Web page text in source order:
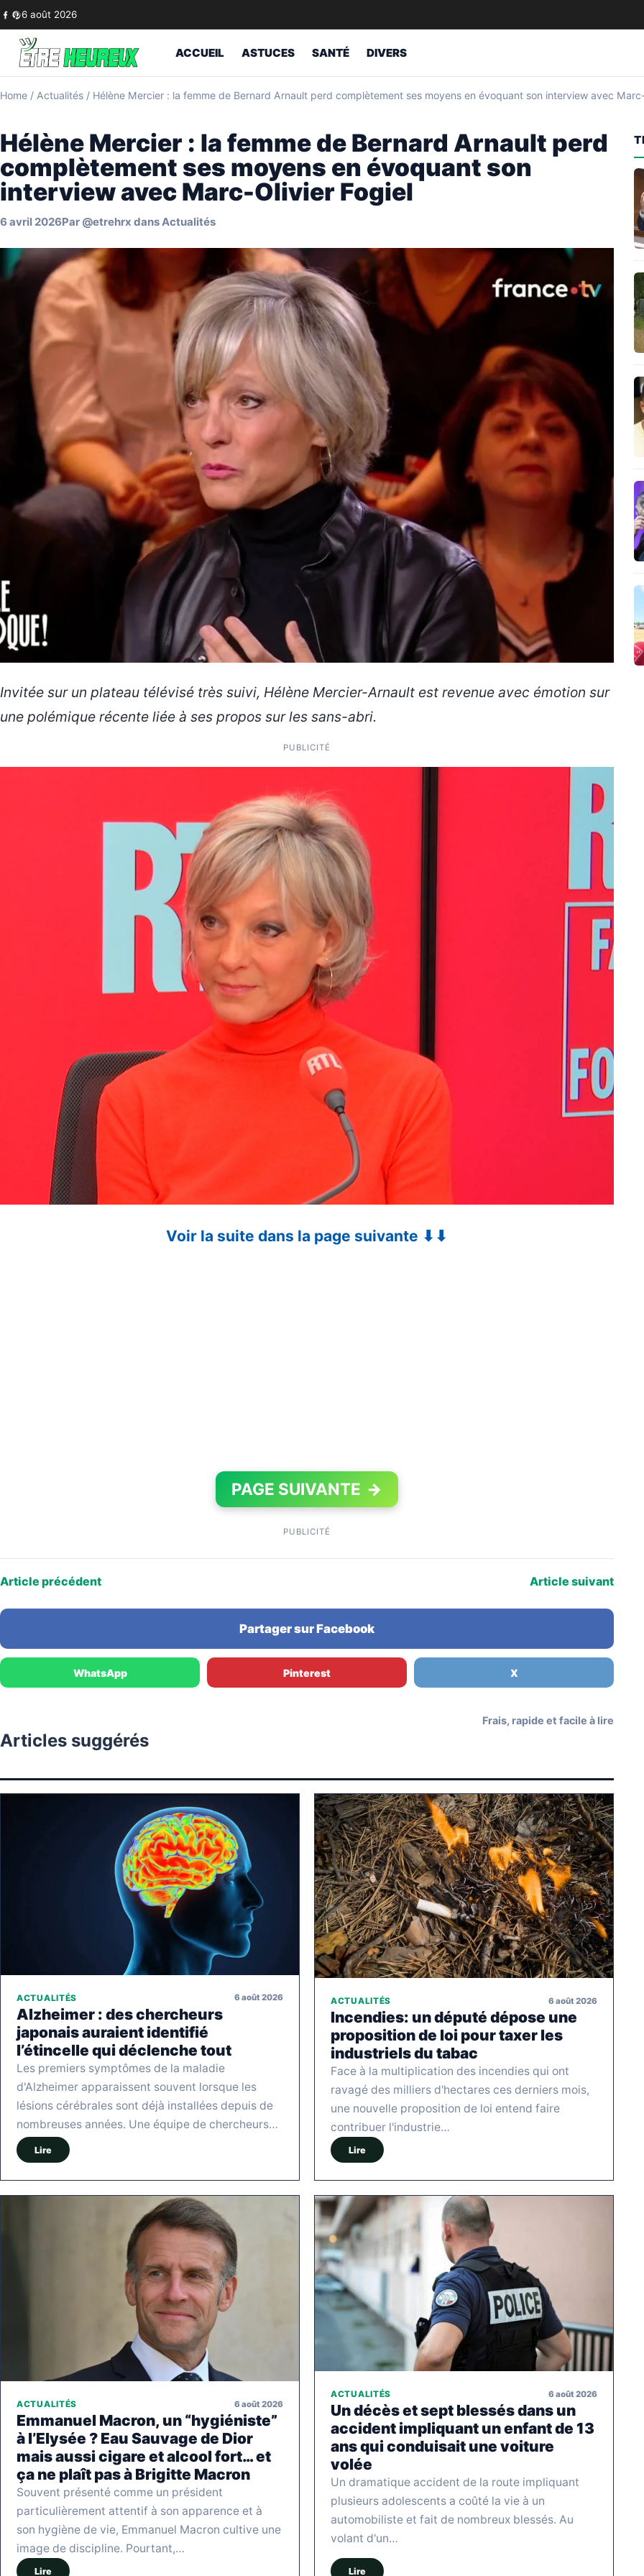
Skip to content
6 août 2026
ACCUEIL ASTUCES SANTÉ DIVERS
Home / Actualités / Hélène Mercier : la femme de Bernard Arnault perd complètement ses moyens en évoquant son interview avec
Hélène Mercier : la femme de Bernard Arnault perd
complètement ses moyens en évoquant son
interview avec Marc-Olivier Fogiel
6 avril 2026Par @etrehrx dansActualités
Invitée sur un plateau télévisé très suivi, Hélène Mercier-Arnault est revenue avec émotion sur
une polémique récente liée à ses propos sur les sans-abri.
PUBLICITÉ
Voir la suite dans la page suivante ⬇⬇
PAGE SUIVANTE →
PUBLICITÉ
Article précédent Article suivant
Partager sur Facebook
WhatsApp Pinterest X
Articles suggérés
Frais, rapide et facile à lire
ACTUALITÉS 6 août 2026
Alzheimer : des chercheurs
japonais auraient identifié
l’étincelle qui déclenche tout
Les premiers symptômes de la maladie
d'Alzheimer apparaissent souvent lorsque les
lésions cérébrales sont déjà installées depuis de
nombreuses années. Une équipe de chercheurs…
Lire
ACTUALITÉS 6 août 2026
Incendies: un député dépose une
proposition de loi pour taxer les
industriels du tabac
Face à la multiplication des incendies qui ont
ravagé des milliers d'hectares ces derniers mois,
une nouvelle proposition de loi entend faire
contribuer l'industrie…
Lire
ACTUALITÉS 6 août 2026
Emmanuel Macron, un “hygiéniste”
à l’Elysée ? Eau Sauvage de Dior
mais aussi cigare et alcool fort… et
ça ne plaît pas à Brigitte Macron
Souvent présenté comme un président
particulièrement attentif à son apparence et à
son hygiène de vie, Emmanuel Macron cultive une
image de discipline. Pourtant,…
Lire
ACTUALITÉS 6 août 2026
Un décès et sept blessés dans un
accident impliquant un enfant de 13
ans qui conduisait une voiture
volée
Un dramatique accident de la route impliquant
plusieurs adolescents a coûté la vie à un
automobiliste et fait de nombreux blessés. Au
volant d'un…
Lire